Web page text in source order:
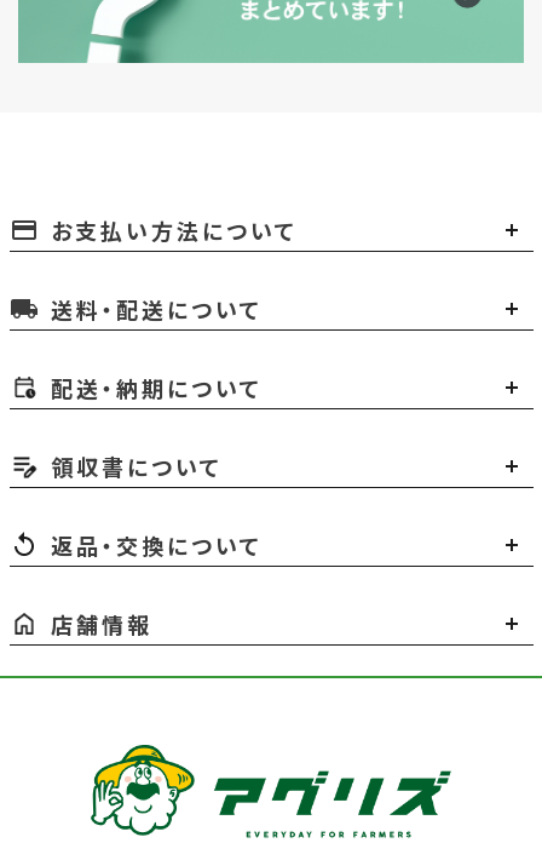
payment お支払い方法について
local_shipping 送料・配送について
配送・納期について
領収書について
返品・交換について
店舗情報